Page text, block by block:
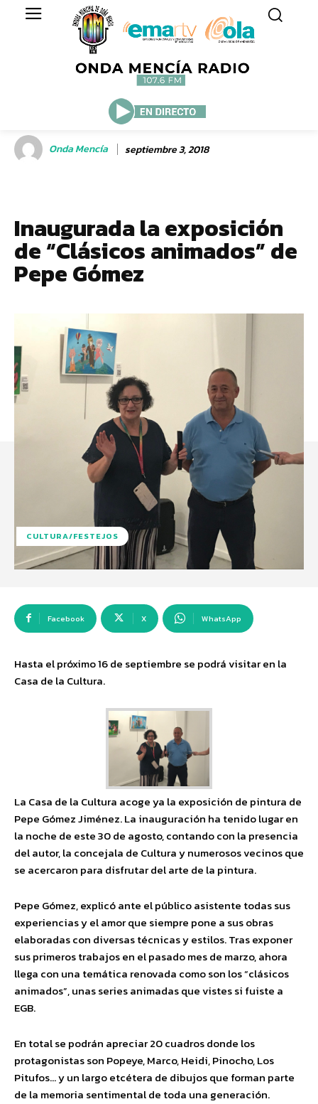
Onda Mencía septiembre 3, 2018
Inaugurada la exposición
de “Clásicos animados” de
Pepe Gómez
CULTURA/FESTEJOS
Facebook X WhatsApp
Hasta el próximo 16 de septiembre se podrá visitar en la
Casa de la Cultura.
La Casa de la Cultura acoge ya la exposición de pintura de
Pepe Gómez Jiménez. La inauguración ha tenido lugar en
la noche de este 30 de agosto, contando con la presencia
del autor, la concejala de Cultura y numerosos vecinos que
se acercaron para disfrutar del arte de la pintura.
Pepe Gómez, explicó ante el público asistente todas sus
experiencias y el amor que siempre pone a sus obras
elaboradas con diversas técnicas y estilos. Tras exponer
sus primeros trabajos en el pasado mes de marzo, ahora
llega con una temática renovada como son los “clásicos
animados”, unas series animadas que vistes si fuiste a
EGB.
En total se podrán apreciar 20 cuadros donde los
protagonistas son Popeye, Marco, Heidi, Pinocho, Los
Pitufos… y un largo etcétera de dibujos que forman parte
de la memoria sentimental de toda una generación.